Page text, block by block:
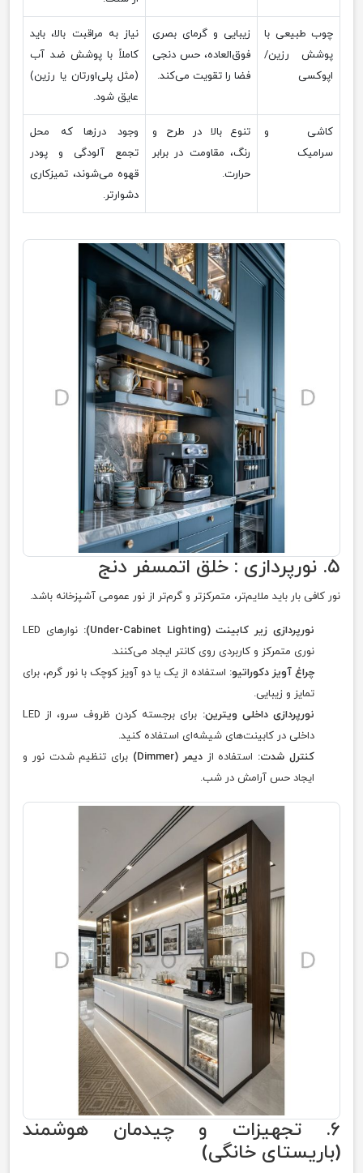
چوب طبیعی با
پوشش رزین/
اپوکسی
زیبایی و گرمای بصری
فوق‌العاده، حس دنجی
فضا را تقویت می‌کند.
نیاز به مراقبت بالا، باید
کاملاً با پوشش ضد آب
(مثل پلی‌اورتان یا رزین)
عایق شود.
کاشی و
سرامیک
تنوع بالا در طرح و
رنگ، مقاومت در برابر
حرارت.
وجود درزها که محل
تجمع آلودگی و پودر
قهوه می‌شوند، تمیزکاری
دشوارتر.
۵. نورپردازی : خلق اتمسفر دنج
نور کافی بار باید ملایم‌تر، متمرکزتر و گرم‌تر از نور عمومی آشپزخانه باشد.
نورپردازی زیر کابینت (Under-Cabinet Lighting):
نوارهای LED
نوری متمرکز و کاربردی روی کانتر ایجاد می‌کنند.
چراغ آویز دکوراتیو: استفاده از یک یا دو آویز کوچک با نور گرم، برای
تمایز و زیبایی.
نورپردازی داخلی ویترین:
برای برجسته کردن ظروف سرو، از LED
داخلی در کابینت‌های شیشه‌ای استفاده کنید.
کنترل شدت: استفاده ازدیمر (Dimmer)
برای تنظیم شدت نور و
ایجاد حس آرامش در شب.
۶. تجهیزات و چیدمان هوشمند
(باریستای خانگی)